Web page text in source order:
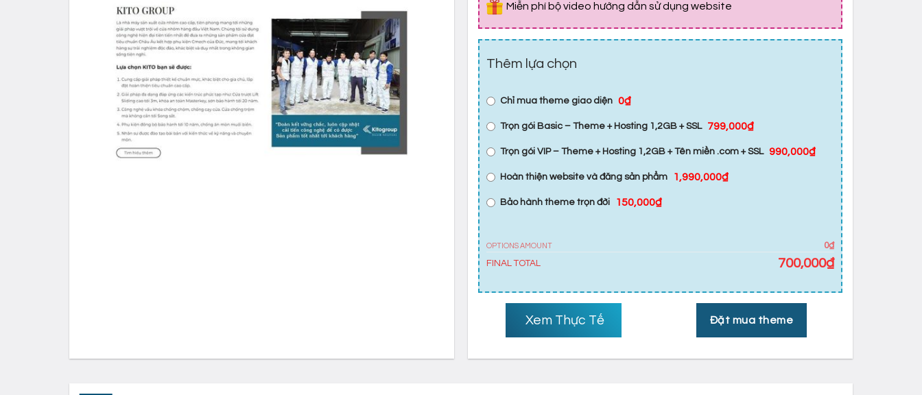
Miễn phí bộ video hướng dẫn sử dụng website
Thêm lựa chọn
Chỉ mua theme giao diện 0₫
Trọn gói Basic – Theme + Hosting 1,2GB + SSL 799,000₫
Trọn gói VIP – Theme + Hosting 1,2GB + Tên miền .com + SSL 990,000₫
Hoàn thiện website và đăng sản phẩm 1,990,000₫
Bảo hành theme trọn đời 150,000₫
OPTIONS AMOUNT
0₫
FINAL TOTAL
700,000₫
Đặt mua theme
Xem Thực Tế